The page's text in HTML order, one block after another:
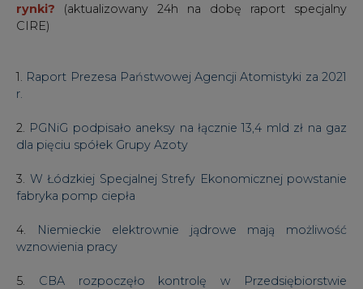
rynki?
(aktualizowany 24h na dobę raport specjalny
CIRE)
1. Raport Prezesa Państwowej Agencji Atomistyki za 2021
r.
2. PGNiG podpisało aneksy na łącznie 13,4 mld zł na gaz
dla pięciu spółek Grupy Azoty
3. W Łódzkiej Specjalnej Strefy Ekonomicznej powstanie
fabryka pomp ciepła
4.
Niemieckie elektrownie jądrowe mają możliwość
wznowienia pracy
5. CBA rozpoczęło kontrolę w Przedsiębiorstwie